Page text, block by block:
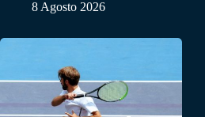
8 Agosto 2026